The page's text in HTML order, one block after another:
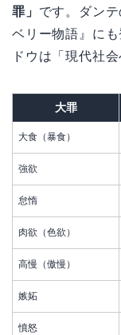
罪」 です。ダン
ベリー物語』に
ドウは「現代社
大罪
大食（暴食）
強欲
怠惰
肉欲（色欲）
高慢（傲慢）
嫉妬
憤怒